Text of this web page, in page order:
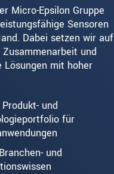
Micro-Epsilon Gruppe
Sensoren
Dabei setzen wir auf
und
Lösungen mit hoher
und
für
und